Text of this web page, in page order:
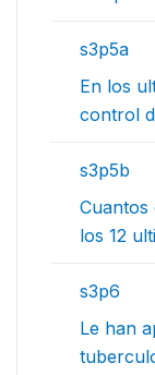
s3p5a
En los
control
s3p5b
Cuantos
los 12
s3p6
Le han